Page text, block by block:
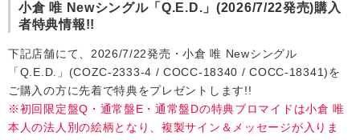
オーディション
直営ショップ
会社情報
小倉 唯 Newシングル「Q.E.D.」(2026/7/22発売)購入
者特典情報!!
下記店舗にて、2026/7/22発売・小倉 唯 Newシングル
「Q.E.D.」(COZC-2333-4 / COCC-18340 / COCC-18341)を
ご購入の方に先着で特典をプレゼントします!!
※初回限定盤Q・通常盤E・通常盤Dの特典ブロマイドは小倉 唯
本人の法人別の絵柄となり、複製サイン＆メッセージが入りま